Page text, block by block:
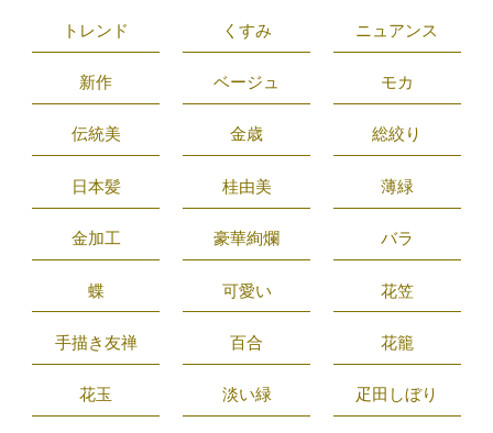
トレンド くすみ ニュアンス
新作 ベージュ モカ
伝統美 金歳 総絞り
日本髪 桂由美 薄緑
金加工 豪華絢爛 バラ
蝶 可愛い 花笠
手描き友禅 百合 花籠
花玉 淡い緑 疋田しぼり